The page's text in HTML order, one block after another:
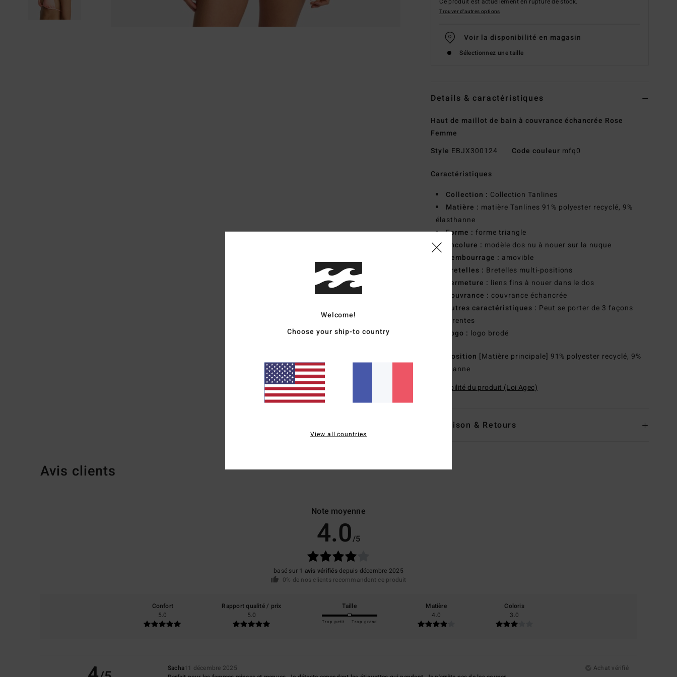
Trouver d'autres options
Voir la disponibilité en magasin
Sélectionnez une taille
Details & caractéristiques
Haut de maillot de bain à couvrance échancrée Rose
Femme
Style EBJX300124 Code couleur mfq0
Caractéristiques
Collection : Collection Tanlines
Matière : matière Tanlines 91% polyester recyclé, 9%
élasthanne
Forme : forme triangle
Encolure : modèle dos nu à nouer sur la nuque
Rembourrage : amovible
Bretelles : Bretelles multi-positions
Fermeture : liens fins à nouer dans le dos
Couvrance : couvrance échancrée
Autres caractéristiques : Peut se porter de 3 façons
différentes
Logo : logo brodé
Composition [Matière principale] 91% polyester recyclé, 9%
élasthanne
Traçabilité du produit (Loi Agec)
Livraison & Retours
Avis clients
Note moyenne
4.0/5
basé sur 1 avis vérifiésdepuis décembre 2025
0% de nos clients recommandent ce produit
Confort
5.0
Rapport qualité / prix
5.0
Taille
Trop petit Trop grand
Matière
4.0
Coloris
3.0
Sacha11 décembre 2025
Achat vérifié
Welcome!
Choose your ship-to country
View all countries